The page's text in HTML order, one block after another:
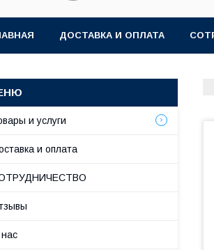
ДОСТАВКА И ОПЛАТА
и услуги
и оплата